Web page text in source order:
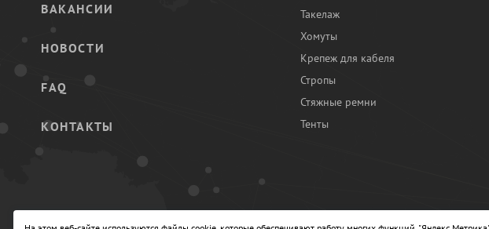
ВАКАНСИИ
НОВОСТИ
FAQ
КОНТАКТЫ
Такелаж
Хомуты
Крепеж для кабеля
Стропы
Стяжные ремни
Тенты